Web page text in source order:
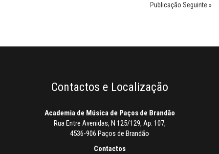
Publicação Seguinte »
Contactos e Localização
Academia de Música de Paços de Brandão
Rua Entre Avenidas, N 125/129, Ap. 107,
4536-906 Paços de Brandão
Contactos